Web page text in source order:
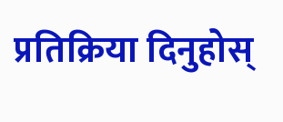
प्रतिक्रिया दिनुहोस्